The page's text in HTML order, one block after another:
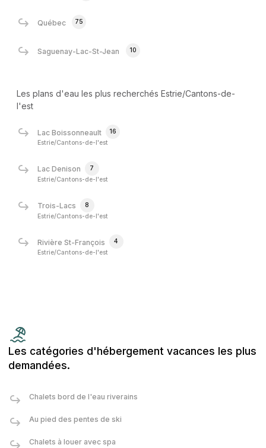
Québec 75
Saguenay-Lac-St-Jean 10
Les plans d'eau les plus recherchés Estrie/Cantons-de-
l'est
Lac Boissonneault
16
Estrie/Cantons-de-l'est
Lac Denison
7
Estrie/Cantons-de-l'est
Trois-Lacs
8
Estrie/Cantons-de-l'est
Rivière St-François
4
Estrie/Cantons-de-l'est
Les catégories d'hébergement vacances les plus
demandées.
Chalets bord de l'eau riverains
Au pied des pentes de ski
Chalets à louer avec spa